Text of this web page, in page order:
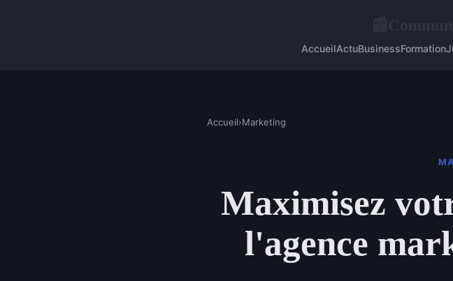
AccueilActuBusinessFormation
Accueil›Marketing
Maximisez
l'agence